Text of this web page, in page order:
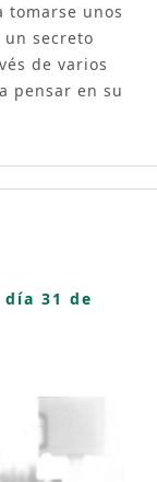
tomarse unos
secreto
de varios
pensar en su
31 de